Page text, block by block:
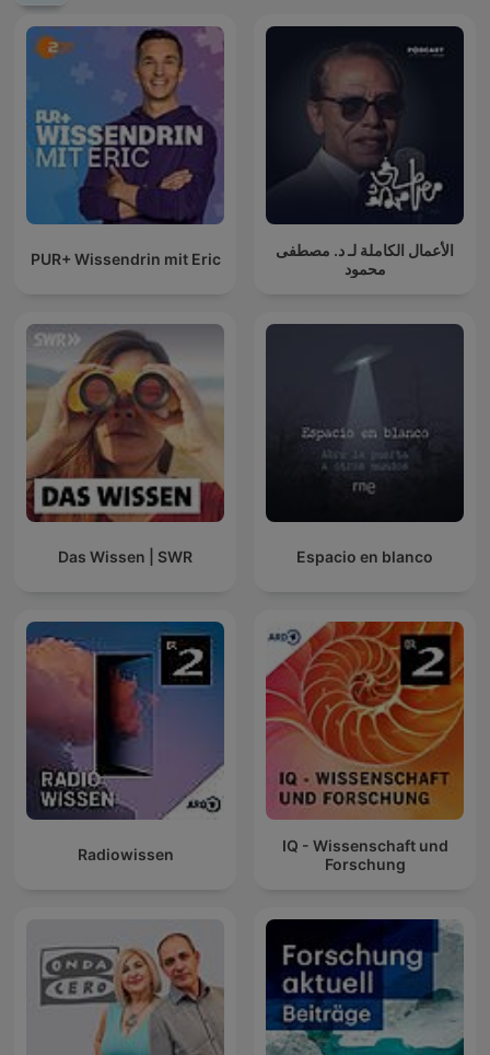
PUR+ Wissendrin mit Eric
الأعمال الكاملة لـ د. مصطفى
محمود
Das Wissen | SWR Espacio en blanco
Radiowissen
IQ - Wissenschaft und
Forschung